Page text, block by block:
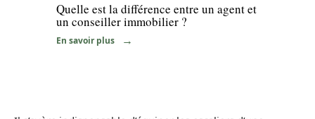
Quelle est la différence entre un agent et
un conseiller immobilier ?
En savoir plus